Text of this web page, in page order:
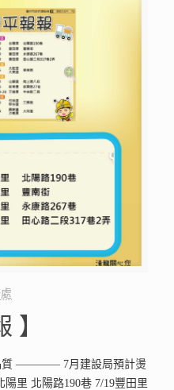
】
質 ———— 7月建設局預計燙
里 北陽路190巷 7/19豐田里